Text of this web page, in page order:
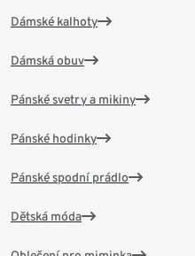
Dámské kalhoty
Dámská obuv
Pánské svetry a mikiny
Pánské hodinky
Pánské spodní prádlo
Dětská móda